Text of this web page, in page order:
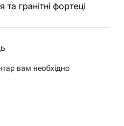
гранітні фортеці
вам необхідно